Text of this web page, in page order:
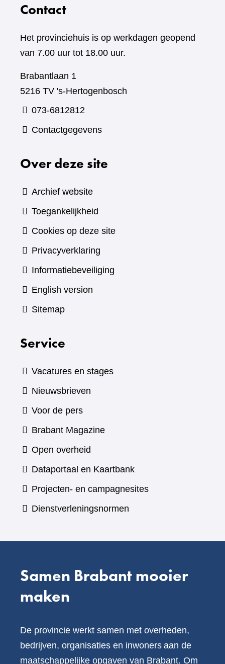
Contact
Het provinciehuis is op werkdagen geopend
van 7.00 uur tot 18.00 uur.
Brabantlaan 1
5216 TV 's-Hertogenbosch
073-6812812
Contactgegevens
Over deze site
Archief website
Toegankelijkheid
Cookies op deze site
Privacyverklaring
Informatiebeveiliging
English version
Sitemap
Service
Vacatures en stages
Nieuwsbrieven
Voor de pers
Brabant Magazine(verwijst
andere
website)
Open overheid
Dataportaal en Kaartbank(verwijst
naar
Projecten- en campagnesites
Dienstverleningsnormen
Samen Brabant mooier
maken
De provincie werkt samen met overheden,
bedrijven, organisaties en inwoners aan de
maatschappelijke opgaven van Brabant. Om